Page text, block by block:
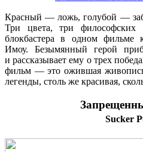
Красный — ложь, голубой —
Три цвета, три философских
блокбастера в одном фильме
Имоу. Безымянный герой
и рассказывает ему о трех
фильм — это ожившая
легенды, столь же красивая,
Sucker